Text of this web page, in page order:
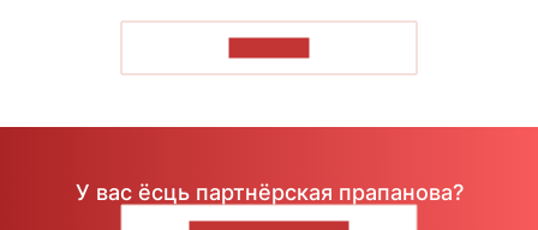
У вас ёсць партнёрская прапанова?